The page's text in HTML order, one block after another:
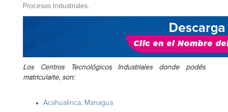
Procesos Industriales.
Los Centros Tecnológicos Industriales donde podés
matricularte, son:
Acahualinca, Managua